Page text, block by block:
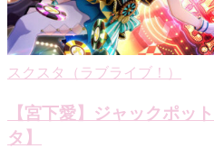
スクスタ（ラブライブ！）
【宮下愛】ジャックポッ
タ】